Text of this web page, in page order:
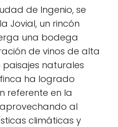
de Ingenio, se
Jovial, un rincón
una bodega
de vinos de alta
naturales
ha logrado
referente en la
al
climáticas y